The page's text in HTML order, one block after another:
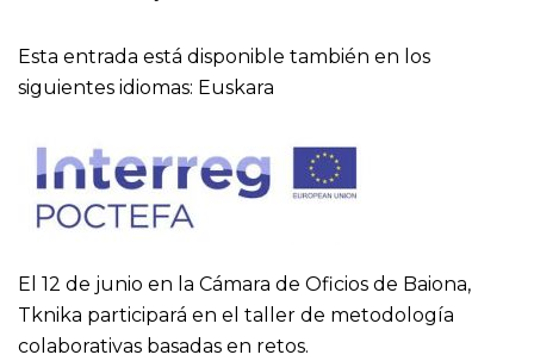
Esta entrada está disponible también en los
siguientes idiomas: Euskara
El 12 de junio en la Cámara de Oficios de Baiona,
Tknika participará en el taller de metodología
colaborativas basadas en retos.